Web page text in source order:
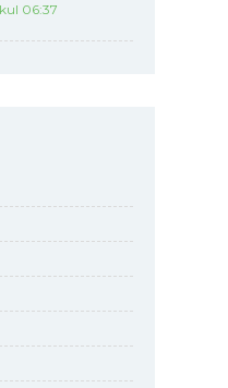
06:37